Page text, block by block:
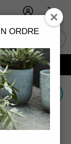
Kurv
2 varer 📦
ORDRE